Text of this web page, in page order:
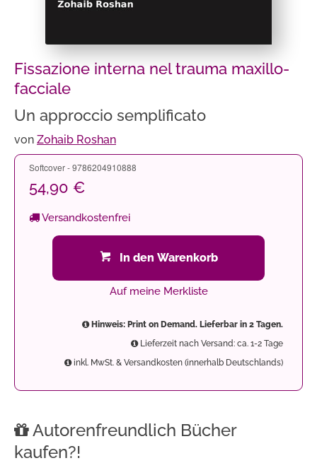
Fissazione interna nel trauma maxillo-
facciale
Un approccio semplificato
von Zohaib Roshan
Softcover - 9786204910888
54,90 €
Versandkostenfrei
In den Warenkorb
Auf meine Merkliste
Hinweis: Print on Demand. Lieferbar in 2 Tagen.
Lieferzeit nach Versand: ca. 1-2 Tage
inkl. MwSt. & Versandkosten (innerhalb Deutschlands)
Autorenfreundlich Bücher
kaufen?!